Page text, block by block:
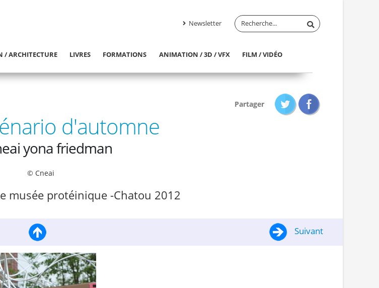
Newsletter
/ ARCHITECTURE LIVRES FORMATIONS ANIMATION / 3D / VFX FILM / VIDÉO
Partager
d'automne
yona friedman
© Cneai
musée protéinique -Chatou 2012
Suivant